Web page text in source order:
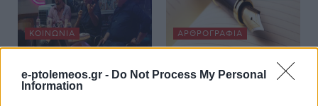
e-ptolemeos.gr - Do Not Process My Personal
Information
ΚΟΙΝΩΝΊΑ
παρουσίασε το βιβλίο
ΑΡΘΡΟΓΡΑΦΊΑ
Καλά νέα!!! Έγινε η
αρχή για τη συνέχεια